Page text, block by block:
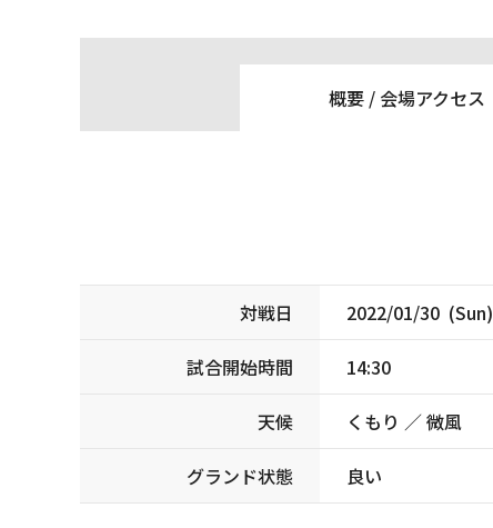
概要 / 会場アクセス
対戦日 2022/01/30 (Sun)
試合開始時間 14:30
天候 くもり ／ 微風
グランド状態 良い